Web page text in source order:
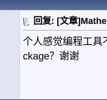
回复: [文章
个人感觉编程工具
ckage？谢谢